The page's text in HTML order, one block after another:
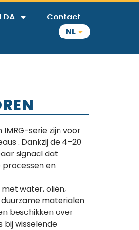
Contact
NL
IMRG-serie zijn voor
. Dankzij de 4–20
signaal dat
processen en
water, oliën,
duurzame materialen
beschikken over
bij wisselende